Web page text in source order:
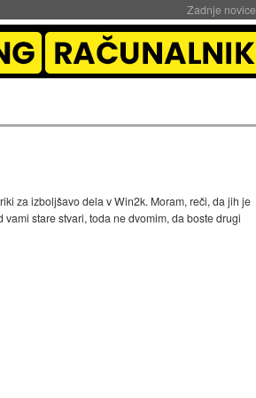
Zadnje novice
za izboljšavo dela v Win2k. Moram, reči, da jih je
vami stare stvari, toda ne dvomim, da boste drugi